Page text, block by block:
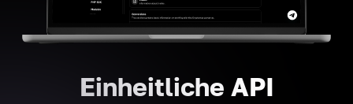
Einheitliche API